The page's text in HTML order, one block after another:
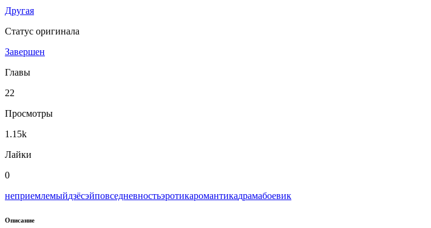
Другая
Статус оригинала
Завершен
Главы
22
Просмотры
1.15k
Лайки
0
неприемлемыйдзёсэйповседневностьэротикаромантикадрамабоевик
Описание